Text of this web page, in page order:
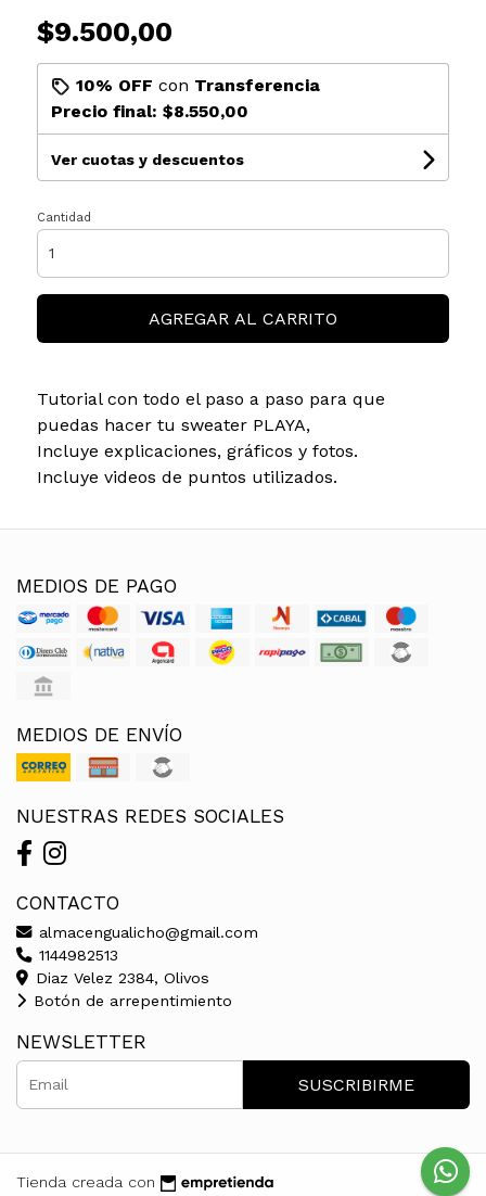
$9.500,00
10% OFF con Transferencia
Precio final: $8.550,00
Ver cuotas y descuentos
Cantidad
AGREGAR AL CARRITO
Tutorial con todo el paso a paso para que
puedas hacer tu sweater PLAYA,
Incluye explicaciones, gráficos y fotos.
Incluye videos de puntos utilizados.
MEDIOS DE PAGO
MEDIOS DE ENVÍO
NUESTRAS REDES SOCIALES
CONTACTO
almacengualicho@gmail.com
1144982513
Diaz Velez 2384, Olivos
Botón de arrepentimiento
NEWSLETTER
SUSCRIBIRME
Tienda creada con